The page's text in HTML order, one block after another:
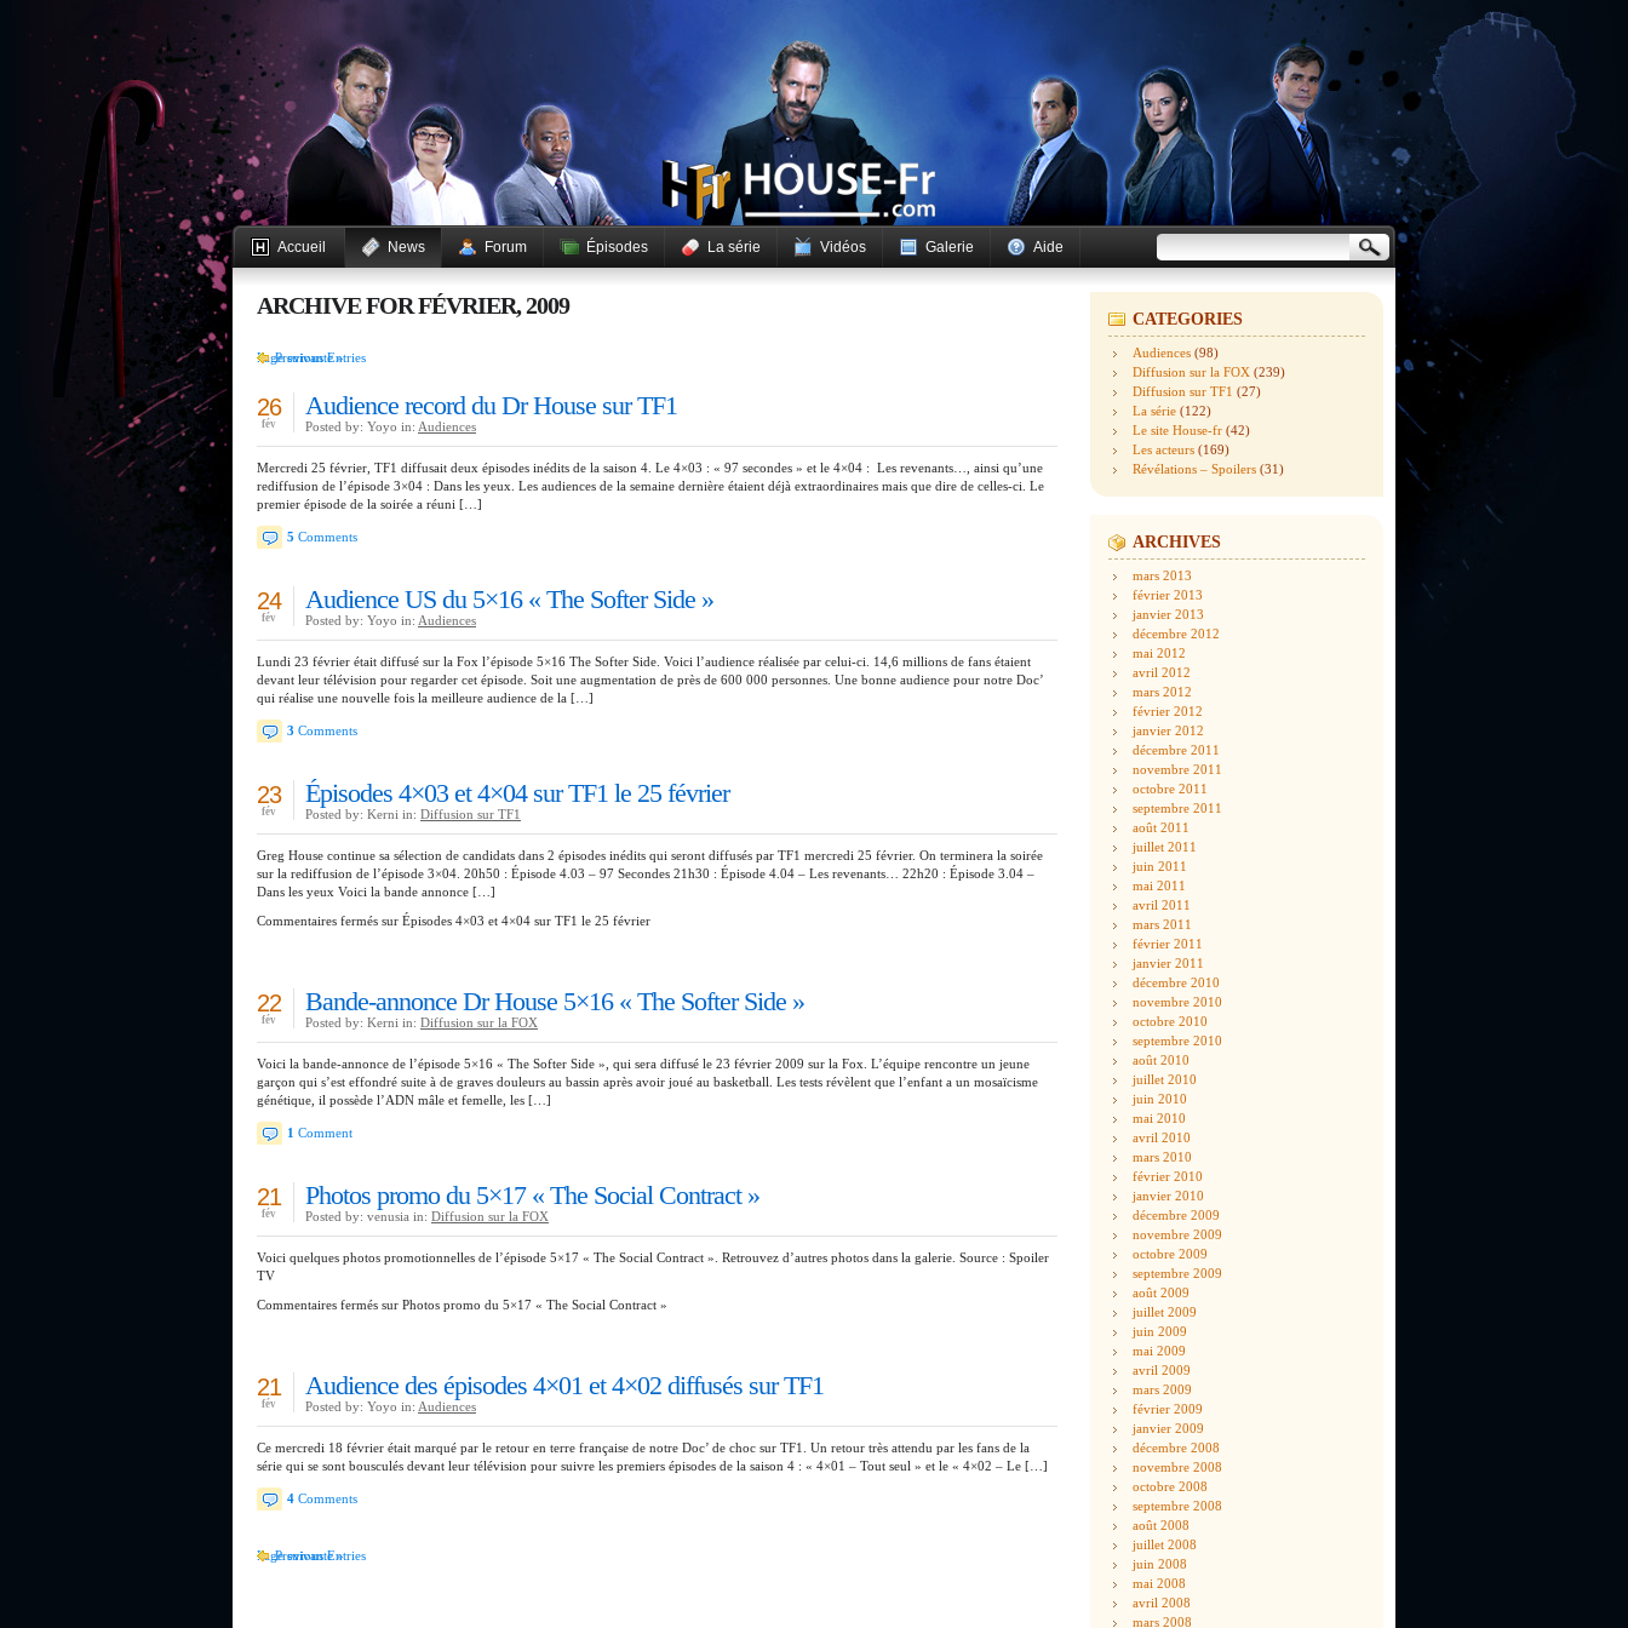
Accueil News Forum Épisodes La série Vidéos Galerie Aide
ARCHIVE FOR FÉVRIER, 2009
Previous Entries
Page suivante »
Audience record du Dr House sur TF1
26
fév Posted by: Yoyo in: Audiences
Mercredi 25 février, TF1 diffusait deux épisodes inédits de la saison 4. Le 4×03 : « 97 secondes » et le 4×04 : Les revenants…, ainsi qu’une
rediffusion de l’épisode 3×04 : Dans les yeux. Les audiences de la semaine dernière étaient déjà extraordinaires mais que dire de celles-ci. Le
premier épisode de la soirée a réuni […]
5 Comments
Audience US du 5×16 « The Softer Side »
24
fév Posted by: Yoyo in: Audiences
Lundi 23 février était diffusé sur la Fox l’épisode 5×16 The Softer Side. Voici l’audience réalisée par celui-ci. 14,6 millions de fans étaient
devant leur télévision pour regarder cet épisode. Soit une augmentation de près de 600 000 personnes. Une bonne audience pour notre Doc’
qui réalise une nouvelle fois la meilleure audience de la […]
3 Comments
Épisodes 4×03 et 4×04 sur TF1 le 25 février
23
fév Posted by: Kerni in: Diffusion sur TF1
Greg House continue sa sélection de candidats dans 2 épisodes inédits qui seront diffusés par TF1 mercredi 25 février. On terminera la soirée
sur la rediffusion de l’épisode 3×04. 20h50 : Épisode 4.03 – 97 Secondes 21h30 : Épisode 4.04 – Les revenants… 22h20 : Épisode 3.04 –
Dans les yeux Voici la bande annonce […]
Commentaires fermés sur Épisodes 4×03 et 4×04 sur TF1 le 25 février
Bande-annonce Dr House 5×16 « The Softer Side »
22
fév Posted by: Kerni in: Diffusion sur la FOX
Voici la bande-annonce de l’épisode 5×16 « The Softer Side », qui sera diffusé le 23 février 2009 sur la Fox. L’équipe rencontre un jeune
garçon qui s’est effondré suite à de graves douleurs au bassin après avoir joué au basketball. Les tests révèlent que l’enfant a un mosaïcisme
génétique, il possède l’ADN mâle et femelle, les […]
1 Comment
Photos promo du 5×17 « The Social Contract »
21
fév Posted by: venusia in: Diffusion sur la FOX
Voici quelques photos promotionnelles de l’épisode 5×17 « The Social Contract ». Retrouvez d’autres photos dans la galerie. Source : Spoiler
TV
Commentaires fermés sur Photos promo du 5×17 « The Social Contract »
Audience des épisodes 4×01 et 4×02 diffusés sur TF1
21
fév Posted by: Yoyo in: Audiences
Ce mercredi 18 février était marqué par le retour en terre française de notre Doc’ de choc sur TF1. Un retour très attendu par les fans de la
série qui se sont bousculés devant leur télévision pour suivre les premiers épisodes de la saison 4 : « 4×01 – Tout seul » et le « 4×02 – Le […]
4 Comments
Previous Entries
Page suivante »
CATEGORIES
Audiences (98)
Diffusion sur la FOX (239)
Diffusion sur TF1 (27)
La série (122)
Le site House-fr (42)
Les acteurs (169)
Révélations – Spoilers (31)
ARCHIVES
mars 2013
février 2013
janvier 2013
décembre 2012
mai 2012
avril 2012
mars 2012
février 2012
janvier 2012
décembre 2011
novembre 2011
octobre 2011
septembre 2011
août 2011
juillet 2011
juin 2011
mai 2011
avril 2011
mars 2011
février 2011
janvier 2011
décembre 2010
novembre 2010
octobre 2010
septembre 2010
août 2010
juillet 2010
juin 2010
mai 2010
avril 2010
mars 2010
février 2010
janvier 2010
décembre 2009
novembre 2009
octobre 2009
septembre 2009
août 2009
juillet 2009
juin 2009
mai 2009
avril 2009
mars 2009
février 2009
janvier 2009
décembre 2008
novembre 2008
octobre 2008
septembre 2008
août 2008
juillet 2008
juin 2008
mai 2008
avril 2008
mars 2008